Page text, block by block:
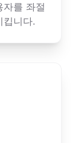
를 좌절
킵니다.